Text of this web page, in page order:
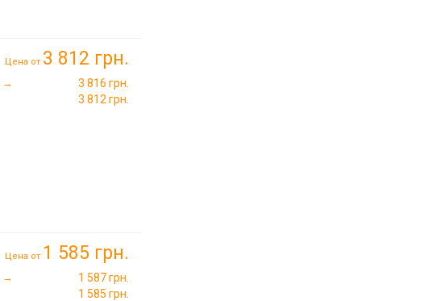
Цена от 3 812 грн.
→ 3 816 грн.
3 812 грн.
Цена от 1 585 грн.
→ 1 587 грн.
1 585 грн.